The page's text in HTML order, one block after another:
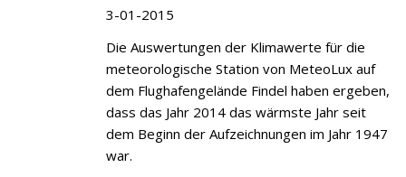
3-01-2015
Die Auswertungen der Klimawerte für die
meteorologische Station von MeteoLux auf
dem Flughafengelände Findel haben ergeben,
dass das Jahr 2014 das wärmste Jahr seit
dem Beginn der Aufzeichnungen im Jahr 1947
war.